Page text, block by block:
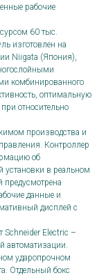
рабочие
60 тыс.
изготовлен на
Niigata (Япония),
комбинированного
оптимальную
относительно
производства и
Контроллер
об
установки в реальном
данные и
дисплей с
Electric –
автоматизации.
ударопрочном
Отдельный бокс